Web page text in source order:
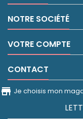
NOTRE SOCIÉTÉ
VOTRE COMPTE
CONTACT
Je choisis mon